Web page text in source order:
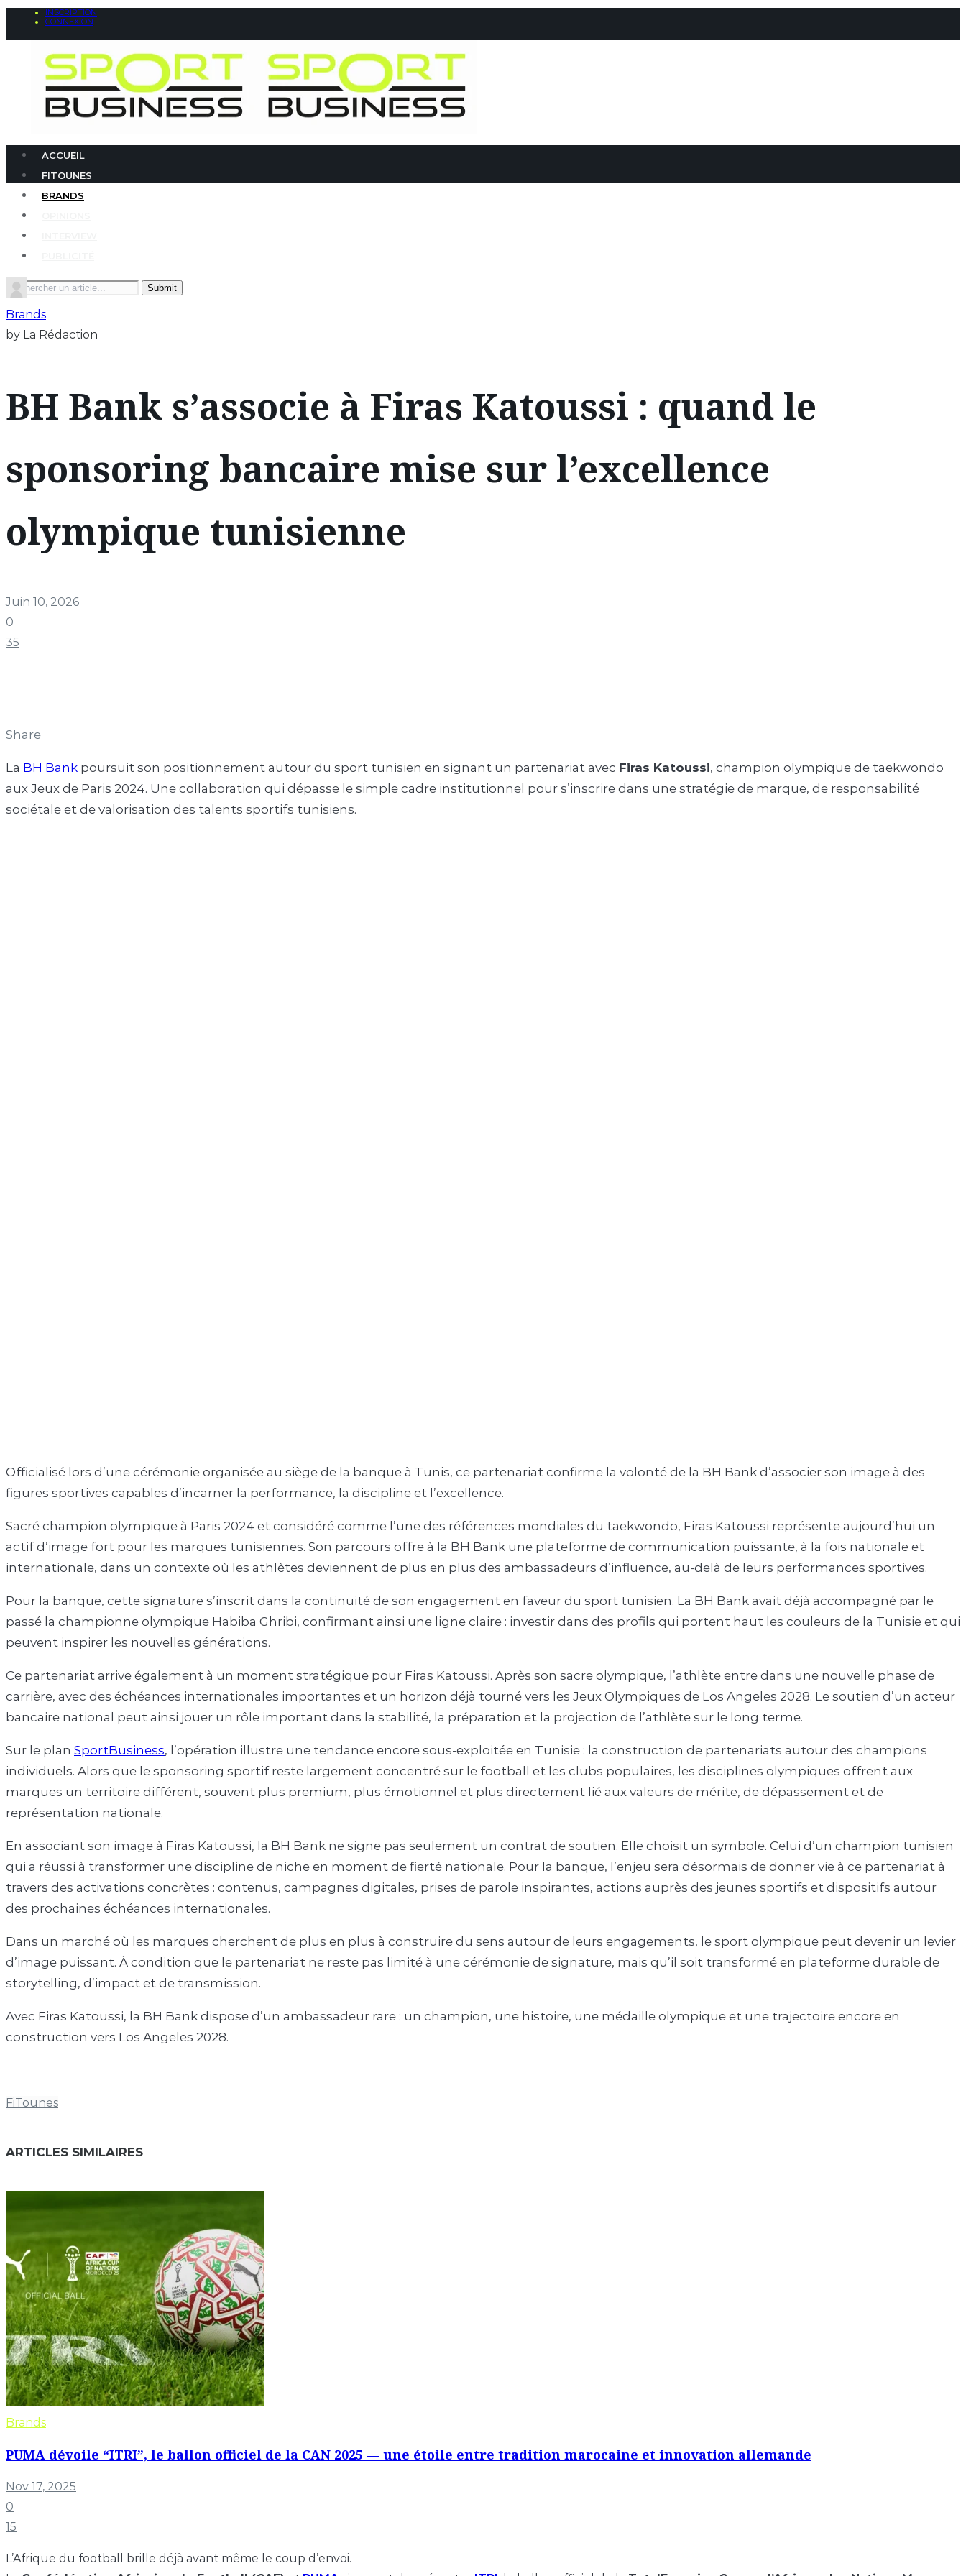
INSCRIPTION
CONNEXION
ACCUEIL
FITOUNES
BRANDS
Search
for:
Brands
by La Rédaction
BH Bank s’associe à Firas Katoussi : quand le
sponsoring bancaire mise sur l’excellence
olympique tunisienne
Juin 10, 2026
0
35
Share
La BH Bank poursuit son positionnement autour du sport tunisien en signant un partenariat avec Firas Katoussi, champion olympique de taekwondo
aux Jeux de Paris 2024. Une collaboration qui dépasse le simple cadre institutionnel pour s’inscrire dans une stratégie de marque, de responsabilité
sociétale et de valorisation des talents sportifs tunisiens.
Officialisé lors d’une cérémonie organisée au siège de la banque à Tunis, ce partenariat confirme la volonté de la BH Bank d’associer son image à des
figures sportives capables d’incarner la performance, la discipline et l’excellence.
Sacré champion olympique à Paris 2024 et considéré comme l’une des références mondiales du taekwondo, Firas Katoussi représente aujourd’hui un
actif d’image fort pour les marques tunisiennes. Son parcours offre à la BH Bank une plateforme de communication puissante, à la fois nationale et
internationale, dans un contexte où les athlètes deviennent de plus en plus des ambassadeurs d’influence, au-delà de leurs performances sportives.
Pour la banque, cette signature s’inscrit dans la continuité de son engagement en faveur du sport tunisien. La BH Bank avait déjà accompagné par le
passé la championne olympique Habiba Ghribi, confirmant ainsi une ligne claire : investir dans des profils qui portent haut les couleurs de la Tunisie et qui
peuvent inspirer les nouvelles générations.
Ce partenariat arrive également à un moment stratégique pour Firas Katoussi. Après son sacre olympique, l’athlète entre dans une nouvelle phase de
carrière, avec des échéances internationales importantes et un horizon déjà tourné vers les Jeux Olympiques de Los Angeles 2028. Le soutien d’un acteur
bancaire national peut ainsi jouer un rôle important dans la stabilité, la préparation et la projection de l’athlète sur le long terme.
Sur le plan SportBusiness, l’opération illustre une tendance encore sous-exploitée en Tunisie : la construction de partenariats autour des champions
individuels. Alors que le sponsoring sportif reste largement concentré sur le football et les clubs populaires, les disciplines olympiques offrent aux
marques un territoire différent, souvent plus premium, plus émotionnel et plus directement lié aux valeurs de mérite, de dépassement et de
représentation nationale.
En associant son image à Firas Katoussi, la BH Bank ne signe pas seulement un contrat de soutien. Elle choisit un symbole. Celui d’un champion tunisien
qui a réussi à transformer une discipline de niche en moment de fierté nationale. Pour la banque, l’enjeu sera désormais de donner vie à ce partenariat à
travers des activations concrètes : contenus, campagnes digitales, prises de parole inspirantes, actions auprès des jeunes sportifs et dispositifs autour
des prochaines échéances internationales.
Dans un marché où les marques cherchent de plus en plus à construire du sens autour de leurs engagements, le sport olympique peut devenir un levier
d’image puissant. À condition que le partenariat ne reste pas limité à une cérémonie de signature, mais qu’il soit transformé en plateforme durable de
storytelling, d’impact et de transmission.
Avec Firas Katoussi, la BH Bank dispose d’un ambassadeur rare : un champion, une histoire, une médaille olympique et une trajectoire encore en
construction vers Los Angeles 2028.
FiTounes
ARTICLES SIMILAIRES
Brands
PUMA dévoile “ITRI”, le ballon officiel de la CAN 2025 — une étoile entre tradition marocaine et innovation allemande
Nov 17, 2025
0
15
L’Afrique du football brille déjà avant même le coup d’envoi.